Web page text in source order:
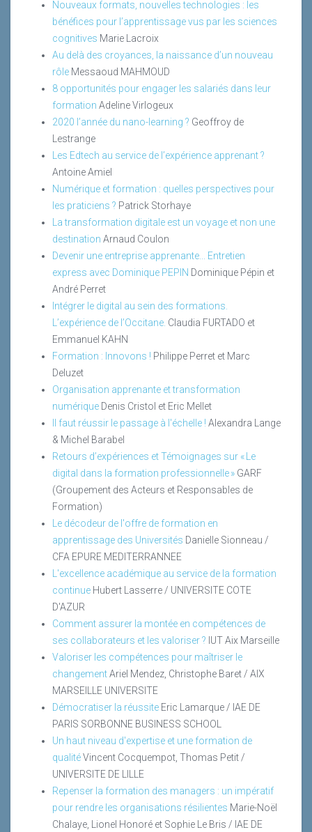
Nouveaux formats, nouvelles technologies : les
bénéfices pour l’apprentissage vus par les sciences
cognitives Marie Lacroix
Au delà des croyances, la naissance d’un nouveau
rôle Messaoud MAHMOUD
8 opportunités pour engager les salariés dans leur
formation Adeline Virlogeux
2020 l’année du nano-learning ? Geoffroy de
Lestrange
Les Edtech au service de l’expérience apprenant ?
Antoine Amiel
Numérique et formation : quelles perspectives pour
les praticiens ? Patrick Storhaye
La transformation digitale est un voyage et non une
destination Arnaud Coulon
Devenir une entreprise apprenante... Entretien
express avec Dominique PEPIN Dominique Pépin et
André Perret
Intégrer le digital au sein des formations.
L’expérience de l’Occitane. Claudia FURTADO et
Emmanuel KAHN
Formation : Innovons ! Philippe Perret et Marc
Deluzet
Organisation apprenante et transformation
numérique Denis Cristol et Eric Mellet
Il faut réussir le passage à l'échelle ! Alexandra Lange
& Michel Barabel
Retours d’expériences et Témoignages sur « Le
digital dans la formation professionnelle » GARF
(Groupement des Acteurs et Responsables de
Formation)
Le décodeur de l'offre de formation en
apprentissage des Universités Danielle Sionneau /
CFA EPURE MEDITERRANNEE
L'excellence académique au service de la formation
continue Hubert Lasserre / UNIVERSITE COTE
D'AZUR
Comment assurer la montée en compétences de
ses collaborateurs et les valoriser ? IUT Aix Marseille
Valoriser les compétences pour maîtriser le
changementAriel Mendez, Christophe Baret / AIX
MARSEILLE UNIVERSITE
Démocratiser la réussite Eric Lamarque / IAE DE
PARIS SORBONNE BUSINESS SCHOOL
Un haut niveau d'expertise et une formation de
qualitéVincent Cocquempot, Thomas Petit /
UNIVERSITE DE LILLE
Repenser la formation des managers : un impératif
pour rendre les organisations résilientes Marie-Noël
Chalaye, Lionel Honoré et Sophie Le Bris / IAE DE